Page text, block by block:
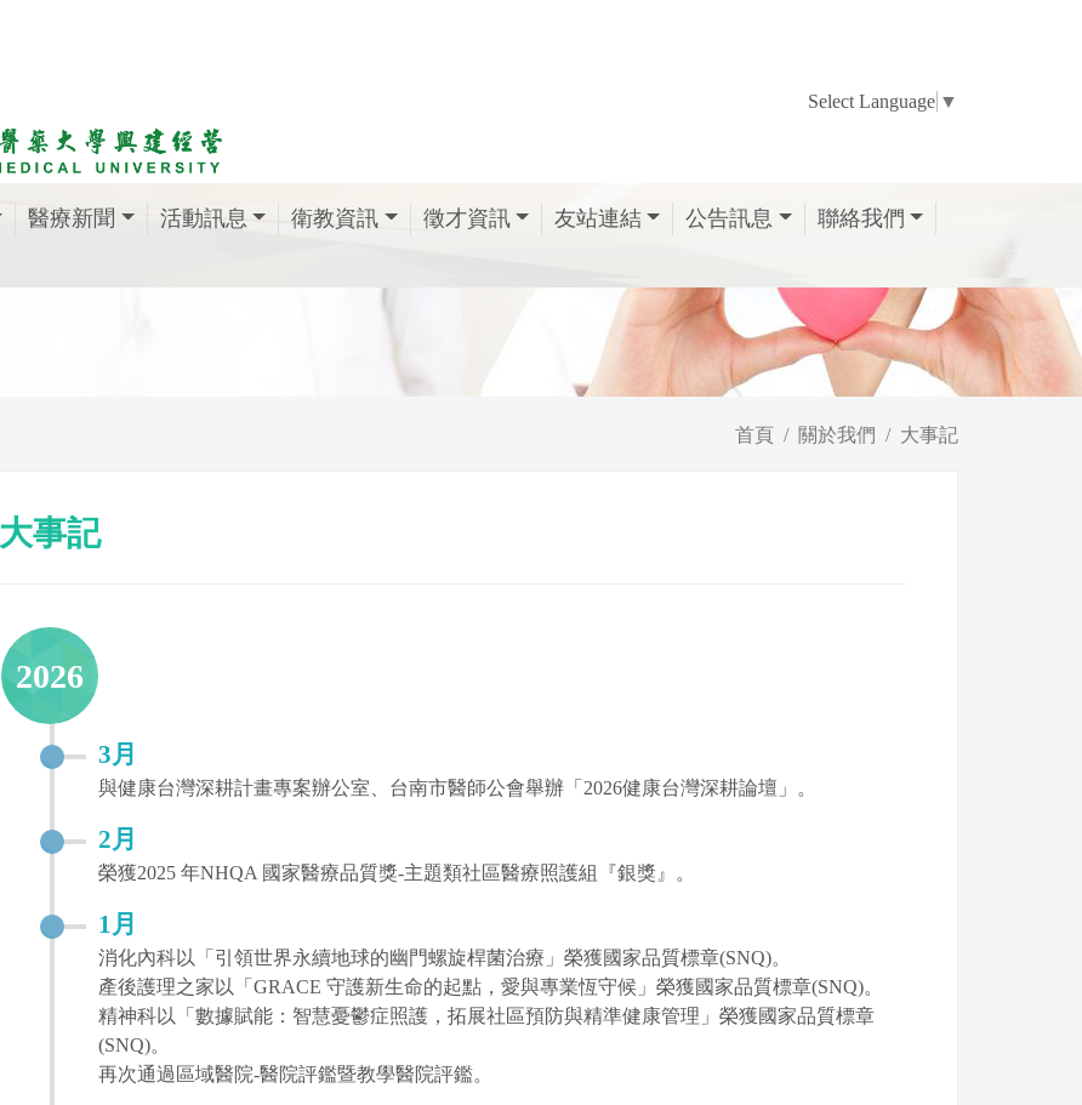
Select Language ▼
醫療新聞 活動訊息 衛教資訊 徵才資訊 友站連結 公告訊息
聯絡我們
首頁 關於我們 大事記
大事記
2026
3月
與健康台灣深耕計畫專案辦公室、台南市醫師公會舉辦「2026健康台灣深耕論壇」。
2月
榮獲2025 年NHQA 國家醫療品質獎-主題類社區醫療照護組『銀獎』。
1月
消化內科以「引領世界永續地球的幽門螺旋桿菌治療」榮獲國家品質標章(SNQ)。
產後護理之家以「GRACE 守護新生命的起點，愛與專業恆守候」榮獲國家品質標章(SNQ)。
精神科以「數據賦能：智慧憂鬱症照護，拓展社區預防與精準健康管理」榮獲國家品質標章
(SNQ)。
再次通過區域醫院-醫院評鑑暨教學醫院評鑑。